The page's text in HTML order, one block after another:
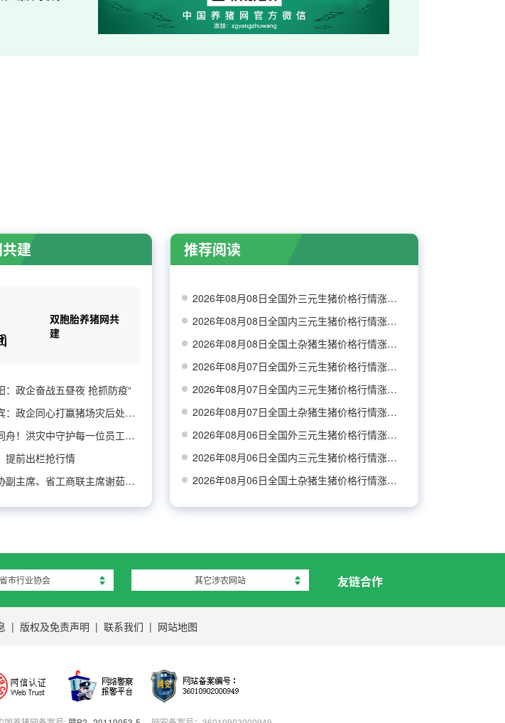
建
双胞胎养猪网共
建
：政企奋战五昼夜 抢抓防疫“
新华网｜广西来宾：政企同心打赢猪场灾后处置防
生命至上，风雨同舟！洪灾中守护每一位员工平安
提前出栏抢行情
快讯丨江西省政协副主席、省工商联主席谢茹莅临
推荐阅读
2026年08月08日全国外三元生猪价格行情涨跌表
2026年08月08日全国内三元生猪价格行情涨跌表
2026年08月08日全国土杂猪生猪价格行情涨跌表
2026年08月07日全国外三元生猪价格行情涨跌表
2026年08月07日全国内三元生猪价格行情涨跌表
2026年08月07日全国土杂猪生猪价格行情涨跌表
2026年08月06日全国外三元生猪价格行情涨跌表
2026年08月06日全国内三元生猪价格行情涨跌表
2026年08月06日全国土杂猪生猪价格行情涨跌表
省市行业协会 其它涉农网站 友链合作
| 版权及免责声明 | 联系我们 | 网站地图